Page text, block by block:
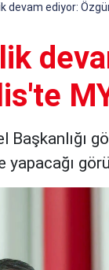
devam ediyor: